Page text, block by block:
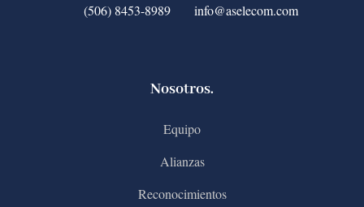
(506) 8453-8989
info@aselecom.com
Nosotros.
Equipo
Alianzas
Reconocimientos